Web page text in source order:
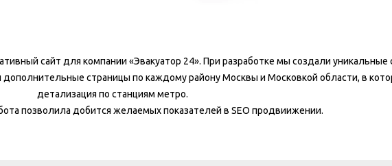
сайт для компании «Эвакуатор 24». При разработке мы создали уникальные
дополнительные страницы по каждому району Москвы и Московкой области, в
детализация по станциям метро.
позволила добится желаемых показателей в SEO продвиижении.